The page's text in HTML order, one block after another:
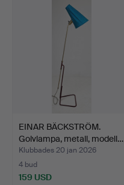
EINAR BÄCKSTRÖM.
Golvlampa, metall, modell…
Klubbades 20 jan 2026
4 bud
159 USD